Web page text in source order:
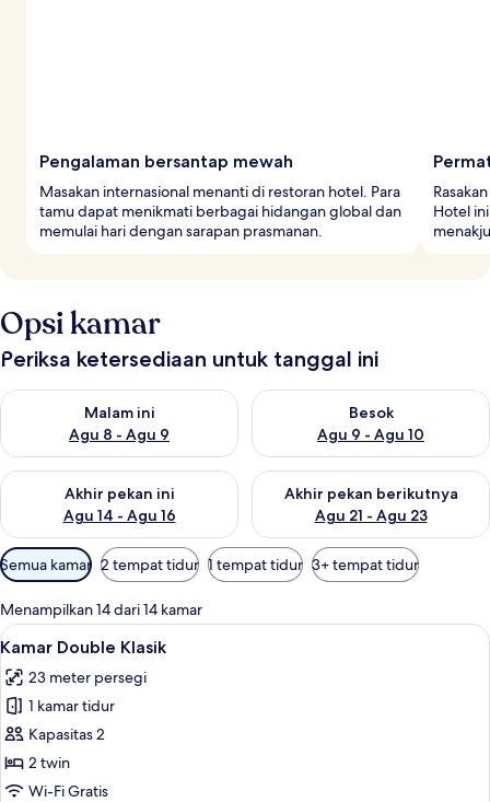
Pengalaman bersantap mewah
Masakan internasional menanti di restoran hotel. Para
tamu dapat menikmati berbagai hidangan global dan
memulai hari dengan sarapan prasmanan.
Hotel
Opsi kamar
Periksa ketersediaan untuk tanggal ini
Malam ini
Agu 8 - Agu 9
Periksa ketersediaan untuk malam ini Agu 8 - Agu 9
Besok
Agu 9 - Agu 10
Periksa ketersediaan untuk
Akhir pekan ini
Agu 14 - Agu 16
Periksa ketersediaan untuk akhir pekan ini Agu 14 - Agu 16
Akhir pekan berikutnya
Agu 21 - Agu 23
Periksa ketersediaan untuk
Filter
tersedia
untuk
kamar
Semua kamar 2 tempat tidur 1 tempat tidur 3+ tempat tidur
Menampilkan 14 dari 14 kamar
Lihat
semua
foto
untuk
Kamar
Double
Klasik
Seprai antialergi, selimut bulu angsa,
6
Kamar Double Klasik
23 meter persegi
1 kamar tidur
Kapasitas 2
2 twin
Wi-Fi Gratis